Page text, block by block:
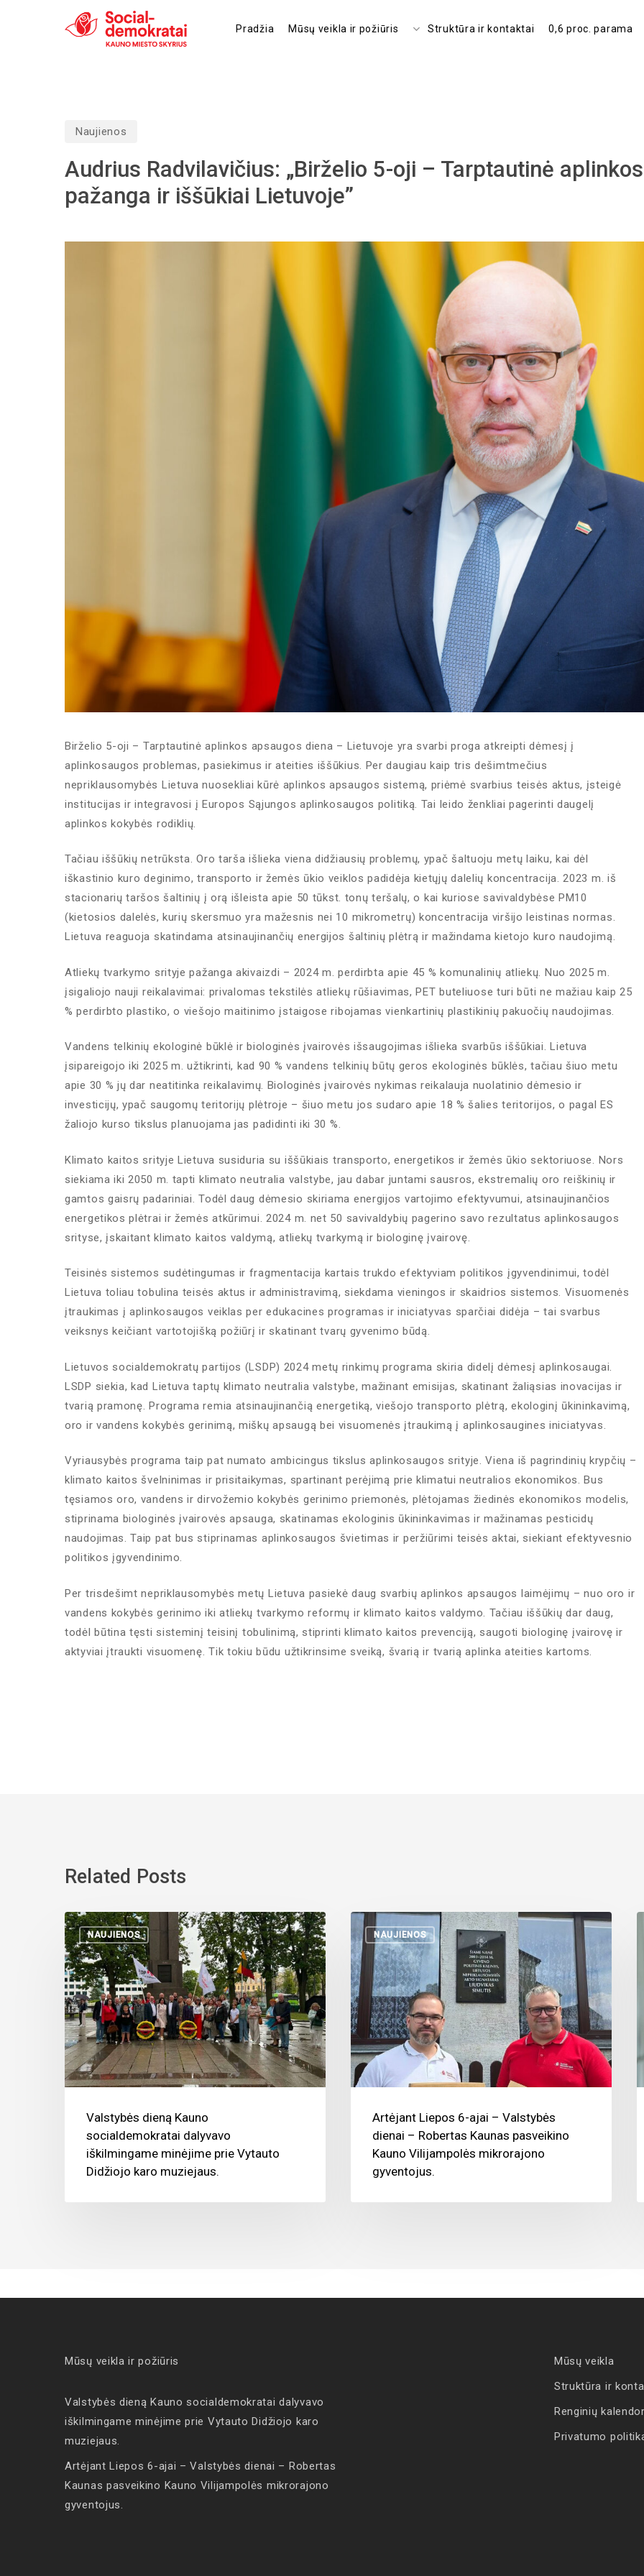
Pradžia Mūsų veikla ir požiūris Struktūra ir kontaktai 0,6 proc. parama
Naujienos
Audrius Radvilavičius: „Birželio 5-oji – Tarptautinė
pažanga ir iššūkiai Lietuvoje”
Birželio 5-oji – Tarptautinė aplinkos apsaugos diena – Lietuvoje yra svarbi proga atkreipti dėmesį į
aplinkosaugos problemas, pasiekimus ir ateities iššūkius. Per daugiau kaip tris dešimtmečius
nepriklausomybės Lietuva nuosekliai kūrė aplinkos apsaugos sistemą, priėmė svarbius teisės aktus, įsteigė
institucijas ir integravosi į Europos Sąjungos aplinkosaugos politiką. Tai leido ženkliai pagerinti daugelį
aplinkos kokybės rodiklių.
Tačiau iššūkių netrūksta. Oro tarša išlieka viena didžiausių problemų, ypač šaltuoju metų laiku, kai dėl
iškastinio kuro deginimo, transporto ir žemės ūkio veiklos padidėja kietųjų dalelių koncentracija. 2023 m. iš
stacionarių taršos šaltinių į orą išleista apie 50 tūkst. tonų teršalų, o kai kuriose savivaldybėse PM10
(kietosios dalelės, kurių skersmuo yra mažesnis nei 10 mikrometrų) koncentracija viršijo leistinas normas.
Lietuva reaguoja skatindama atsinaujinančių energijos šaltinių plėtrą ir mažindama kietojo kuro naudojimą.
Atliekų tvarkymo srityje pažanga akivaizdi – 2024 m. perdirbta apie 45 % komunalinių atliekų. Nuo 2025 m.
įsigaliojo nauji reikalavimai: privalomas tekstilės atliekų rūšiavimas, PET buteliuose turi būti ne mažiau kaip 25
% perdirbto plastiko, o viešojo maitinimo įstaigose ribojamas vienkartinių plastikinių pakuočių naudojimas.
Vandens telkinių ekologinė būklė ir biologinės įvairovės išsaugojimas išlieka svarbūs iššūkiai. Lietuva
įsipareigojo iki 2025 m. užtikrinti, kad 90 % vandens telkinių būtų geros ekologinės būklės, tačiau šiuo metu
apie 30 % jų dar neatitinka reikalavimų. Biologinės įvairovės nykimas reikalauja nuolatinio dėmesio ir
investicijų, ypač saugomų teritorijų plėtroje – šiuo metu jos sudaro apie 18 % šalies teritorijos, o pagal ES
žaliojo kurso tikslus planuojama jas padidinti iki 30 %.
Klimato kaitos srityje Lietuva susiduria su iššūkiais transporto, energetikos ir žemės ūkio sektoriuose. Nors
siekiama iki 2050 m. tapti klimato neutralia valstybe, jau dabar juntami sausros, ekstremalių oro reiškinių ir
gamtos gaisrų padariniai. Todėl daug dėmesio skiriama energijos vartojimo efektyvumui, atsinaujinančios
energetikos plėtrai ir žemės atkūrimui. 2024 m. net 50 savivaldybių pagerino savo rezultatus aplinkosaugos
srityse, įskaitant klimato kaitos valdymą, atliekų tvarkymą ir biologinę įvairovę.
Teisinės sistemos sudėtingumas ir fragmentacija kartais trukdo efektyviam politikos įgyvendinimui, todėl
Lietuva toliau tobulina teisės aktus ir administravimą, siekdama vieningos ir skaidrios sistemos. Visuomenės
įtraukimas į aplinkosaugos veiklas per edukacines programas ir iniciatyvas sparčiai didėja – tai svarbus
veiksnys keičiant vartotojišką požiūrį ir skatinant tvarų gyvenimo būdą.
Lietuvos socialdemokratų partijos (LSDP) 2024 metų rinkimų programa skiria didelį dėmesį aplinkosaugai.
LSDP siekia, kad Lietuva taptų klimato neutralia valstybe, mažinant emisijas, skatinant žaliąsias inovacijas ir
tvarią pramonę. Programa remia atsinaujinančią energetiką, viešojo transporto plėtrą, ekologinį ūkininkavimą,
oro ir vandens kokybės gerinimą, miškų apsaugą bei visuomenės įtraukimą į aplinkosaugines iniciatyvas.
Vyriausybės programa taip pat numato ambicingus tikslus aplinkosaugos srityje. Viena iš pagrindinių krypčių –
klimato kaitos švelninimas ir prisitaikymas, spartinant perėjimą prie klimatui neutralios ekonomikos. Bus
tęsiamos oro, vandens ir dirvožemio kokybės gerinimo priemonės, plėtojamas žiedinės ekonomikos modelis,
stiprinama biologinės įvairovės apsauga, skatinamas ekologinis ūkininkavimas ir mažinamas pesticidų
naudojimas. Taip pat bus stiprinamas aplinkosaugos švietimas ir peržiūrimi teisės aktai, siekiant efektyvesnio
politikos įgyvendinimo.
Per trisdešimt nepriklausomybės metų Lietuva pasiekė daug svarbių aplinkos apsaugos laimėjimų – nuo oro ir
vandens kokybės gerinimo iki atliekų tvarkymo reformų ir klimato kaitos valdymo. Tačiau iššūkių dar daug,
todėl būtina tęsti sisteminį teisinį tobulinimą, stiprinti klimato kaitos prevenciją, saugoti biologinę įvairovę ir
aktyviai įtraukti visuomenę. Tik tokiu būdu užtikrinsime sveiką, švarią ir tvarią aplinka ateities kartoms.
Related Posts
NAUJIENOS
Valstybės dieną Kauno
socialdemokratai dalyvavo
iškilmingame minėjime prie Vytauto
Didžiojo karo muziejaus.
NAUJIENOS
Artėjant Liepos 6-ajai – Valstybės
dienai – Robertas Kaunas pasveikino
Kauno Vilijampolės mikrorajono
gyventojus.
Mūsų veikla ir požiūris
Valstybės dieną Kauno socialdemokratai dalyvavo
iškilmingame minėjime prie Vytauto Didžiojo karo
muziejaus.
Artėjant Liepos 6-ajai – Valstybės dienai – Robertas
Kaunas pasveikino Kauno Vilijampolės mikrorajono
gyventojus.
Mūsų veikla
Struktūra ir
Renginių
Privatumo